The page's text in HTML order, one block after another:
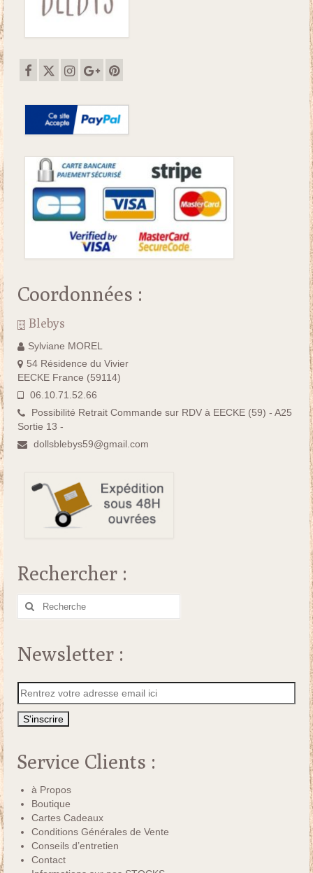
Coordonnées :
Blebys
Sylviane MOREL
54 Résidence du Vivier
EECKE France (59114)
06.10.71.52.66
Possibilité Retrait Commande sur RDV à EECKE (59) - A25
Sortie 13 -
dollsblebys59@gmail.com
Rechercher :
Rechercher
Newsletter :
Service Clients :
à Propos
Boutique
Cartes Cadeaux
Conditions Générales de Vente
Conseils d’entretien
Contact